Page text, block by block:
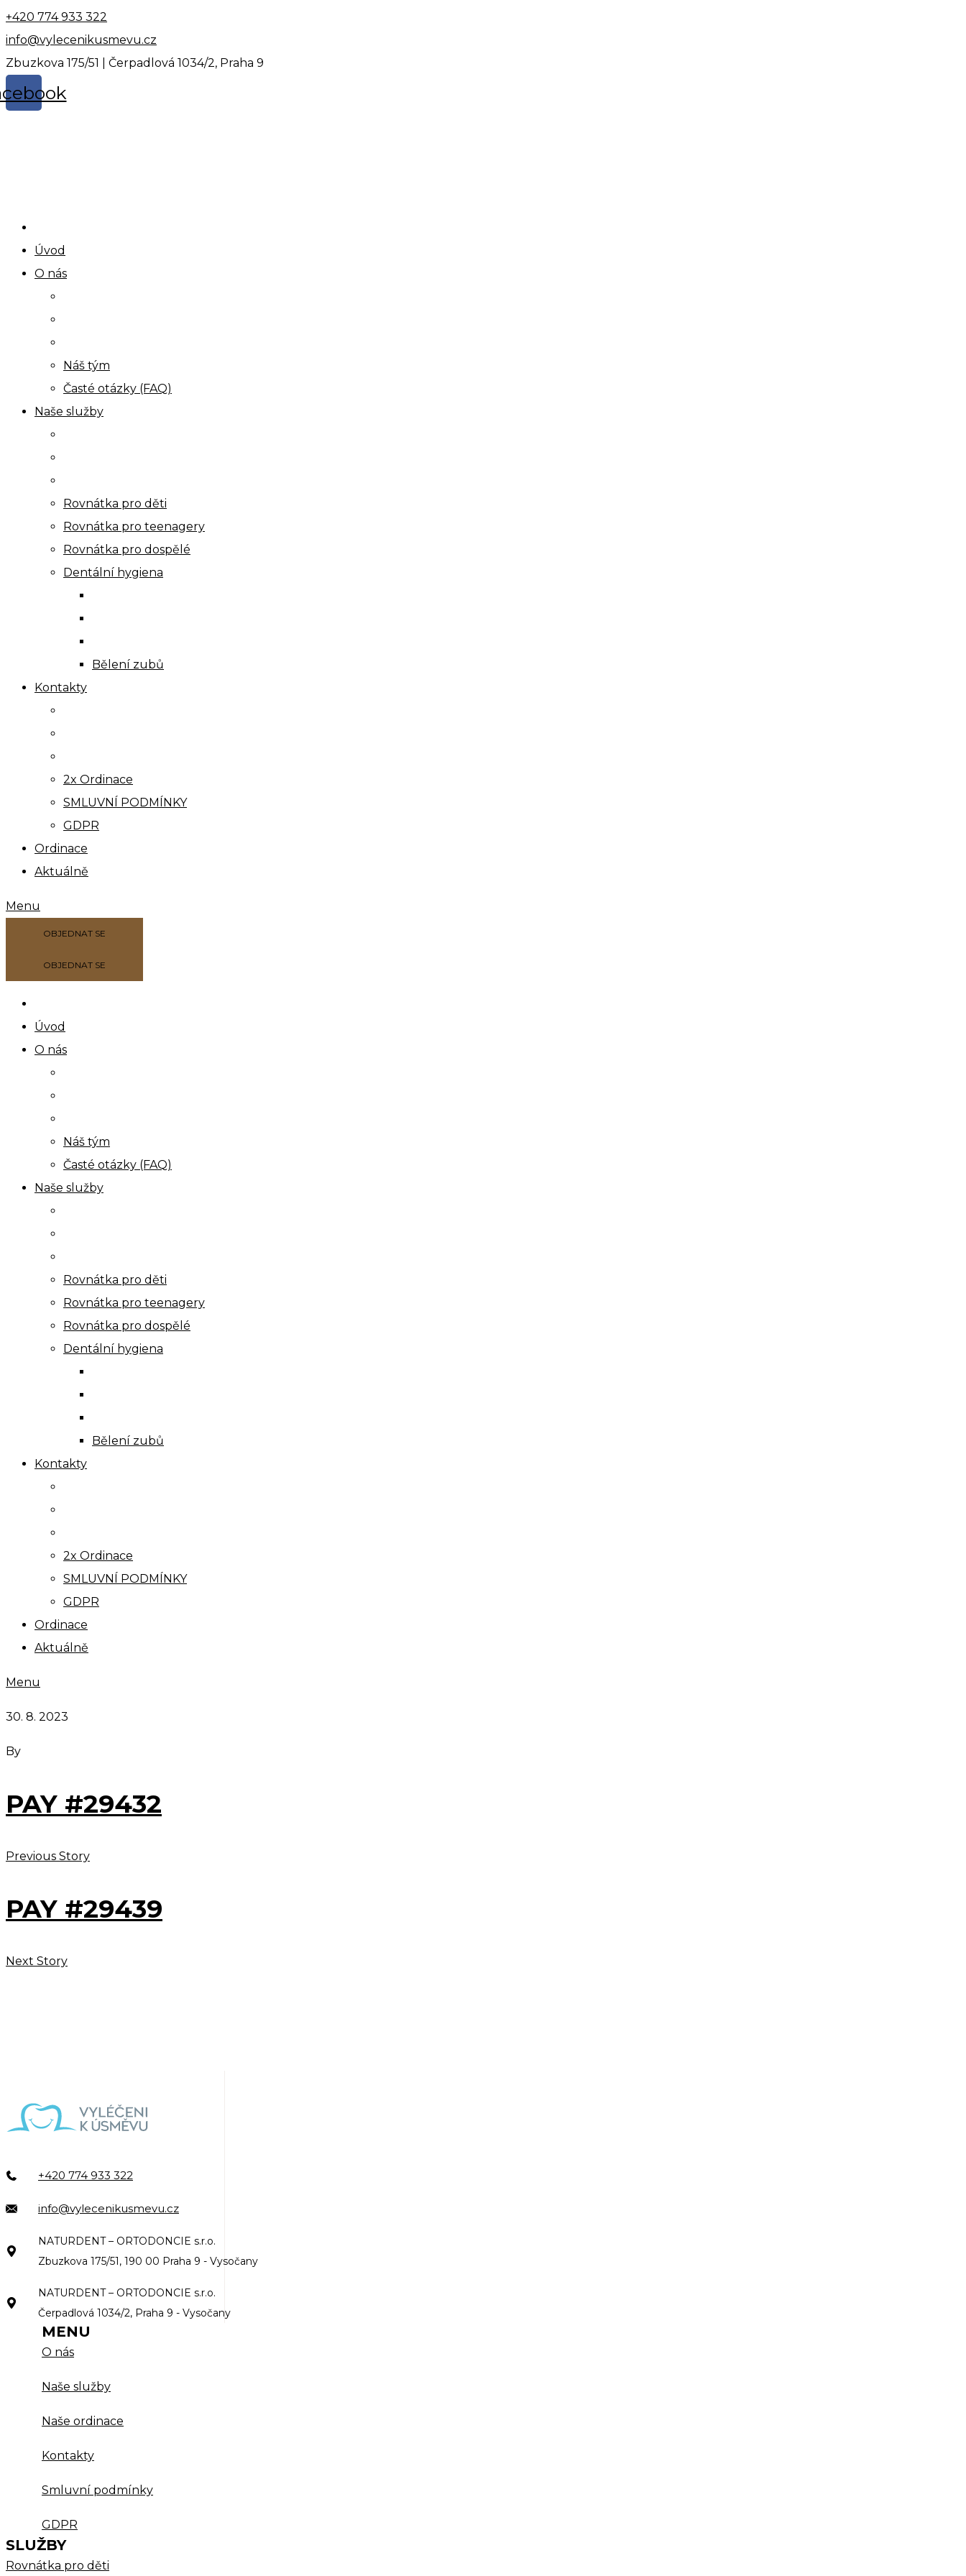
Skip
to
content
+420 774 933 322
info@vylecenikusmevu.cz
Zbuzkova 175/51 | Čerpadlová 1034/2, Praha 9
Úvod
O nás
Náš tým
Časté otázky (FAQ)
Naše služby
Rovnátka pro děti
Rovnátka pro teenagery
Rovnátka pro dospělé
Dentální hygiena
Bělení zubů
Kontakty
2x Ordinace
SMLUVNÍ PODMÍNKY
GDPR
Ordinace
Aktuálně
Menu
OBJEDNAT SE
OBJEDNAT SE
Úvod
O nás
Náš tým
Časté otázky (FAQ)
Naše služby
Rovnátka pro děti
Rovnátka pro teenagery
Rovnátka pro dospělé
Dentální hygiena
Bělení zubů
Kontakty
2x Ordinace
SMLUVNÍ PODMÍNKY
GDPR
Ordinace
Aktuálně
Menu
30. 8. 2023
By
PAY #29432
Previous Story
PAY #29439
Next Story
+420 774 933 322
info@vylecenikusmevu.cz
NATURDENT – ORTODONCIE s.r.o.
Zbuzkova 175/51, 190 00 Praha 9 - Vysočany
NATURDENT – ORTODONCIE s.r.o.
Čerpadlová 1034/2, Praha 9 - Vysočany
MENU
O nás
Naše služby
Naše ordinace
Kontakty
Smluvní podmínky
GDPR
SLUŽBY
Rovnátka pro děti